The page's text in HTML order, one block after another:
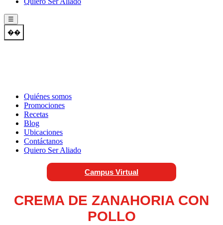
☰
��
Quiénes somos
Promociones
Recetas
Blog
Ubicaciones
Contáctanos
Quiero Ser Aliado
Campus Virtual
CREMA DE ZANAHORIA CON
POLLO